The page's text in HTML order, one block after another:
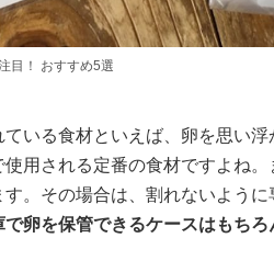
目！ おすすめ5選
いる食材といえば、卵を思い浮
用される定番の食材ですよね
。その場合は、割れないように
卵を保管できるケースはもち